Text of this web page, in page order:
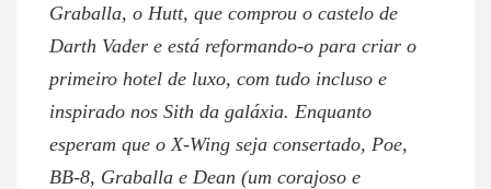
Graballa, o Hutt, que comprou o castelo de
Darth Vader e está reformando-o para criar o
primeiro hotel de luxo, com tudo incluso e
inspirado nos Sith da galáxia. Enquanto
esperam que o X-Wing seja consertado, Poe,
BB-8, Graballa e Dean (um corajoso e